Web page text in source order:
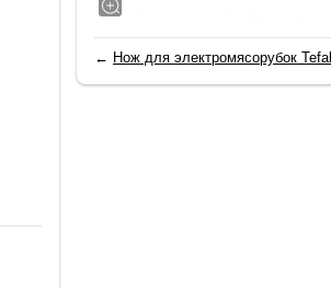
← Нож для электромясорубок Tefal